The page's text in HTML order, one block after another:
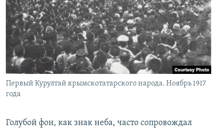
Первый Курултай крымскотатарского народа. Ноябрь 1917
года
Голубой фон, как знак неба, часто сопровождал